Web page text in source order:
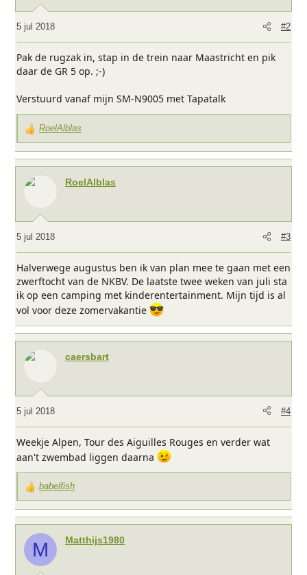
5 jul 2018 #2
Pak de rugzak in, stap in de trein naar Maastricht en pik
daar de GR 5 op. ;-)
Verstuurd vanaf mijn SM-N9005 met Tapatalk
W
a
d
n
e
n
RoelAlblas
RoelAlblas
5 jul 2018 #3
Halverwege augustus ben ik van plan mee te gaan met een
zwerftocht van de NKBV. De laatste twee weken van juli sta
ik op een camping met kinderentertainment. Mijn tijd is al
vol voor deze zomervakantie
caersbart
5 jul 2018 #4
Weekje Alpen, Tour des Aiguilles Rouges en verder wat
aan't zwembad liggen daarna
W
a
d
e
babelfish
M Matthijs1980